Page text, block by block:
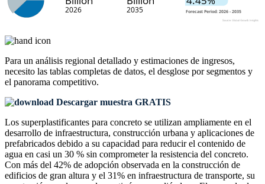
Para un análisis regional detallado y estimaciones de ingresos,
necesito las tablas completas de datos, el desglose por segmentos y
el panorama competitivo.
Descargar muestra GRATIS
Los superplastificantes para concreto se utilizan ampliamente en el
desarrollo de infraestructura, construcción urbana y aplicaciones de
prefabricados debido a su capacidad para reducir el contenido de
agua en casi un 30 % sin comprometer la resistencia del concreto.
Con más del 42% de adopción observada en la construcción de
edificios de gran altura y el 31% en infraestructura de transporte, su